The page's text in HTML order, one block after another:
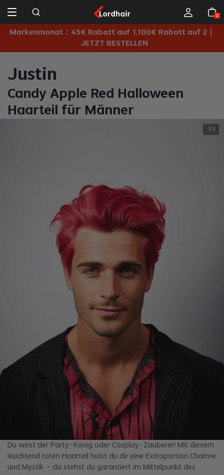
0
Markenmonat：45€ Rabatt auf 1,100€ Rabatt auf 2｜
JETZT BESTELLEN
Justin
Candy Apple Red Halloween
Haarteil für Männer
1 /6
Du wirst der Party-König oder Cosplay-Zauberer! Mit diesem
leuchtend roten Haarteil holst du dir eine Extraportion Charme
und Mystik - da stehst du garantiert im Mittelpunkt des